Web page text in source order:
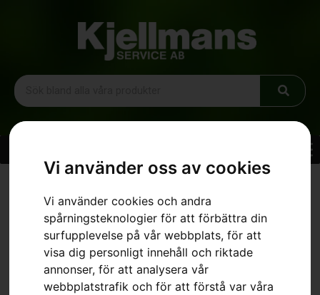
Vi använder oss av cookies
Vi använder cookies och andra
spårningsteknologier för att förbättra din
surfupplevelse på vår webbplats, för att
visa dig personligt innehåll och riktade
annonser, för att analysera vår
webbplatstrafik och för att förstå var våra